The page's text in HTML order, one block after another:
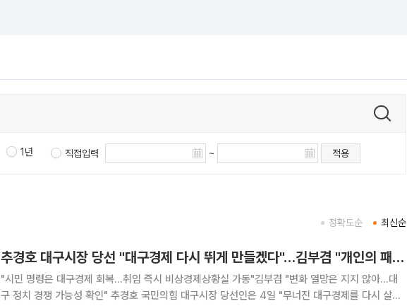
1년 직접입력 ~ 적용
최신순
정확도순
추경호 대구시장 당선 "대구경제 다시 뛰게 만들겠다"…김부겸 "개인의 패배일 뿐"
"시민 명령은 대구경제 회복…취임 즉시 비상경제상황실 가동"김부겸 "변화 열망은 지지 않아…대
구 정치 경쟁 가능성 확인" 추경호 국민의힘 대구시장 당선인은 4일 "무너진 대구경제를 다시 살리